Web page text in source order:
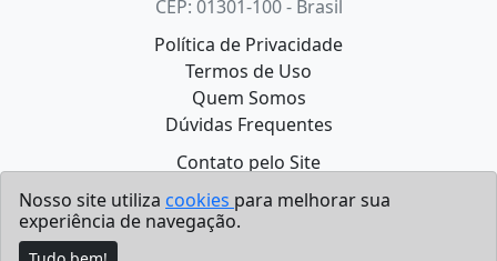
Nosso site utiliza cookies para melhorar sua
experiência de navegação.
CEP: 01301-100 - Brasil
Política de Privacidade
Termos de Uso
Quem Somos
Dúvidas Frequentes
Contato pelo Site
E-mail:faleconosco@objetosdecena.com.br
Tel :(11) 3258.6054